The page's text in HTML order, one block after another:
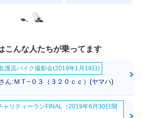
TRICITY 300
こんな人たちが乗ってます
護店バイク撮影会(2019年1月19日)
ん:ＭＴ−０３（３２０ｃｃ）(ヤマハ)
ャリティーランFINAL（2019年6月30日開